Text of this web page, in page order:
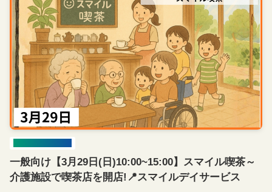
一般向け【3月29日(日)10:00~15:00】スマイル喫茶～
介護施設で喫茶店を開店!📍スマイルデイサービス